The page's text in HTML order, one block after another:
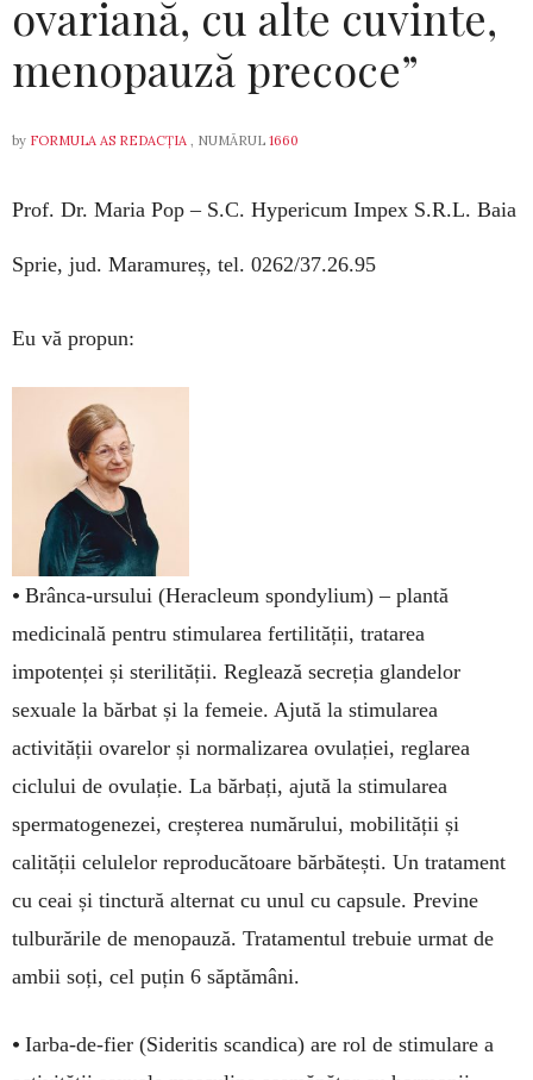
ovariană, cu alte cuvinte,
menopauză precoce”
by FORMULA AS REDACȚIA , NUMĂRUL 1660
Prof. Dr. Maria Pop – S.C. Hypericum Impex S.R.L. Baia
Sprie, jud. Maramureș, tel. 0262/37.26.95
Eu vă propun:
• Brânca-ursului (Heracleum spondylium) – plantă
medicinală pentru stimularea fertilității, tratarea
impotenței și sterilității. Reglează secreția glandelor
sexuale la bărbat și la femeie. Ajută la stimularea
activității ovarelor și normalizarea ovulației, reglarea
ciclului de ovulație. La bărbați, ajută la stimularea
spermatogenezei, creșterea numărului, mobilității și
calității celulelor reproducătoare bărbătești. Un tratament
cu ceai și tinctură alternat cu unul cu capsule. Previne
tulburările de menopauză. Tratamentul trebuie urmat de
ambii soți, cel puțin 6 săptămâni.
• Iarba-de-fier (Sideritis scandica) are rol de stimulare a